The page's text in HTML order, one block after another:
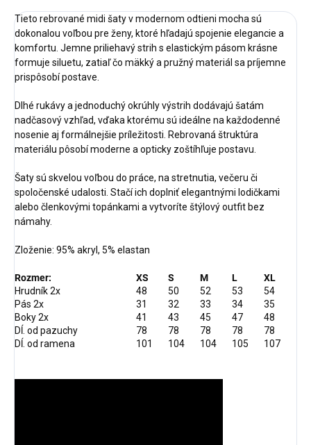
Tieto rebrované midi šaty v modernom odtieni mocha sú
dokonalou voľbou pre ženy, ktoré hľadajú spojenie elegancie a
komfortu. Jemne priliehavý strih s elastickým pásom krásne
formuje siluetu, zatiaľ čo mäkký a pružný materiál sa príjemne
prispôsobí postave.
Dlhé rukávy a jednoduchý okrúhly výstrih dodávajú šatám
nadčasový vzhľad, vďaka ktorému sú ideálne na každodenné
nosenie aj formálnejšie príležitosti. Rebrovaná štruktúra
materiálu pôsobí moderne a opticky zoštíhľuje postavu.
Šaty sú skvelou voľbou do práce, na stretnutia, večeru či
spoločenské udalosti. Stačí ich doplniť elegantnými lodičkami
alebo členkovými topánkami a vytvoríte štýlový outfit bez
námahy.
Zloženie: 95% akryl, 5% elastan
Rozmer: XS S M L
XL
Hrudník 2x
48 50 52 53
54
Pás 2x
31 32 33 34
35
Boky 2x
41 43 45 47
48
Dĺ. od pazuchy
78 78 78 78
78
Dĺ. od ramena
101 104 104 105 107